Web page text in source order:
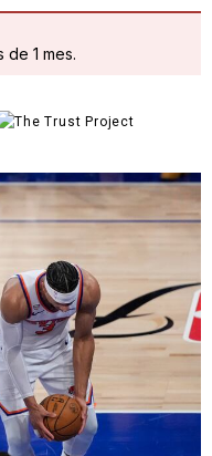
de 1 mes.